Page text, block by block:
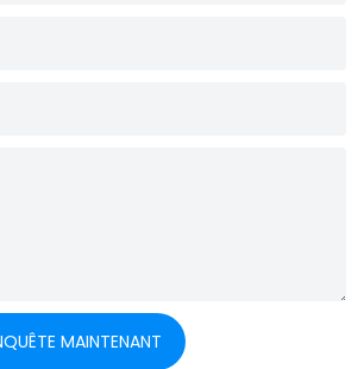
MAINTENANT